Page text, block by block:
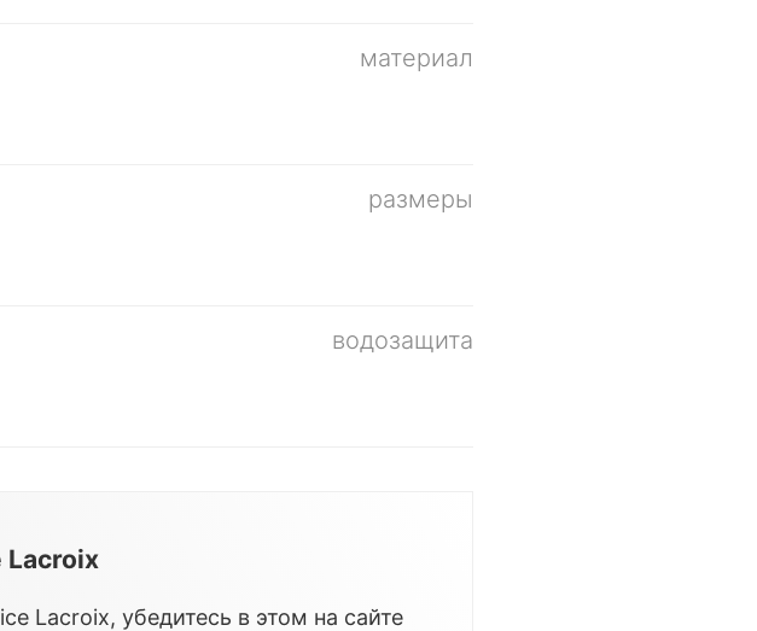
материал
размеры
водозащита
Lacroix
Lacroix, убедитесь в этом на сайте